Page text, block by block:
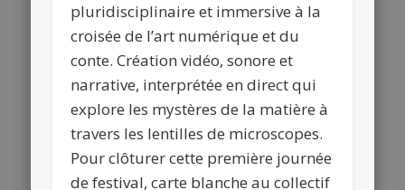
pluridisciplinaire et immersive à la
croisée de l’art numérique et du
conte. Création vidéo, sonore et
narrative, interprétée en direct qui
explore les mystères de la matière à
travers les lentilles de microscopes.
Pour clôturer cette première journée
de festival, carte blanche au collectif